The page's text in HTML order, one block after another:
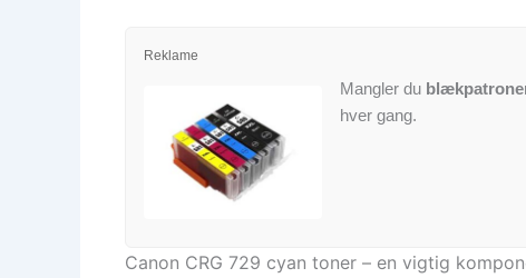
Reklame
Mangler du
hver gang.
Canon CRG 729 cyan toner – en vigtig